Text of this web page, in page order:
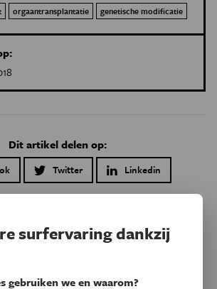
orgaantransplantatie genetische modificatie
Dit artikel delen op:
Twitter Linkedin
artikels
surfervaring dankzij
gebruiken we en waarom?